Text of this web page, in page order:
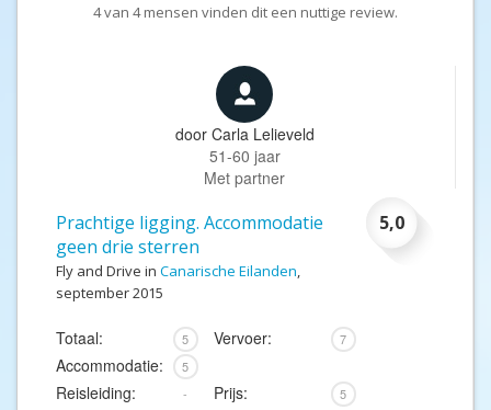
4van 4mensen vinden dit een nuttige review.
door Carla Lelieveld
51-60 jaar
Met partner
5,0
Prachtige ligging. Accommodatie
geen drie sterren
Fly and Drive in Canarische Eilanden,
september 2015
Totaal: 5 Vervoer: 7
Accommodatie: 5
Reisleiding: - Prijs: 5